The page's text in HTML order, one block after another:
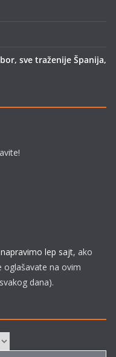
sve traženije Španija,
napravimo lep sajt, ako
oglašavate na ovim
dana).